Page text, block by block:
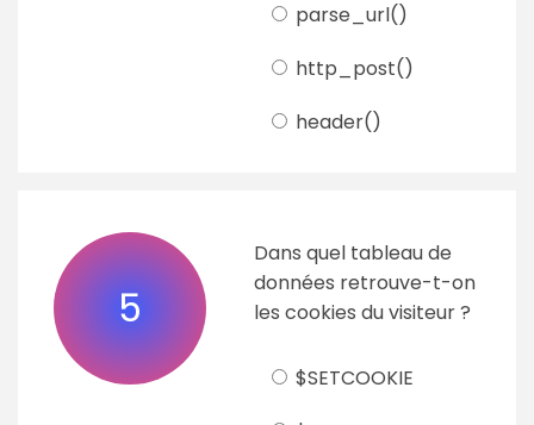
parse_url()
http_post()
header()
5
Dans quel tableau de
données retrouve-t-on
les cookies du visiteur ?
$SETCOOKIE